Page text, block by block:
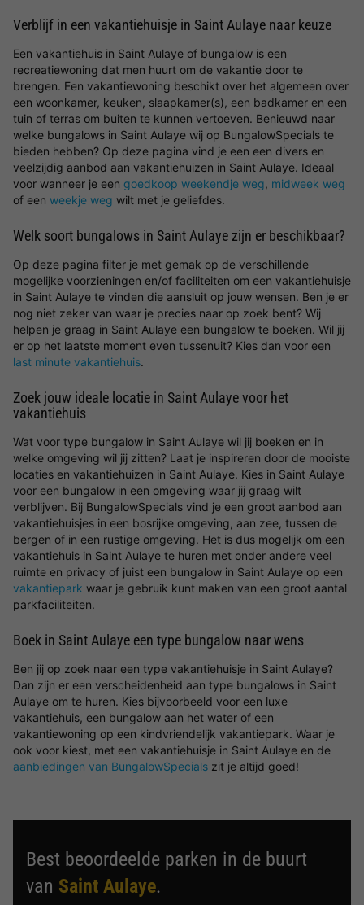
Verblijf in een vakantiehuisje in Saint Aulaye naar keuze
Een vakantiehuis in Saint Aulaye of bungalow is een
recreatiewoning dat men huurt om de vakantie door te
brengen. Een vakantiewoning beschikt over het algemeen over
een woonkamer, keuken, slaapkamer(s), een badkamer en een
tuin of terras om buiten te kunnen vertoeven. Benieuwd naar
welke bungalows in Saint Aulaye wij op BungalowSpecials te
bieden hebben? Op deze pagina vind je een een divers en
veelzijdig aanbod aan vakantiehuizen in Saint Aulaye. Ideaal
voor wanneer je een goedkoop weekendje weg, midweek weg
of een weekje weg wilt met je geliefdes.
Welk soort bungalows in Saint Aulaye zijn er beschikbaar?
Op deze pagina filter je met gemak op de verschillende
mogelijke voorzieningen en/of faciliteiten om een vakantiehuisje
in Saint Aulaye te vinden die aansluit op jouw wensen. Ben je er
nog niet zeker van waar je precies naar op zoek bent? Wij
helpen je graag in Saint Aulaye een bungalow te boeken. Wil jij
er op het laatste moment even tussenuit? Kies dan voor een
last minute vakantiehuis.
Zoek jouw ideale locatie in Saint Aulaye voor het
vakantiehuis
Wat voor type bungalow in Saint Aulaye wil jij boeken en in
welke omgeving wil jij zitten? Laat je inspireren door de mooiste
locaties en vakantiehuizen in Saint Aulaye. Kies in Saint Aulaye
voor een bungalow in een omgeving waar jij graag wilt
verblijven. Bij BungalowSpecials vind je een groot aanbod aan
vakantiehuisjes in een bosrijke omgeving, aan zee, tussen de
bergen of in een rustige omgeving. Het is dus mogelijk om een
vakantiehuis in Saint Aulaye te huren met onder andere veel
ruimte en privacy of juist een bungalow in Saint Aulaye op een
vakantiepark waar je gebruik kunt maken van een groot aantal
parkfaciliteiten.
Boek in Saint Aulaye een type bungalow naar wens
Ben jij op zoek naar een type vakantiehuisje in Saint Aulaye?
Dan zijn er een verscheidenheid aan type bungalows in Saint
Aulaye om te huren. Kies bijvoorbeeld voor een luxe
vakantiehuis, een bungalow aan het water of een
vakantiewoning op een kindvriendelijk vakantiepark. Waar je
ook voor kiest, met een vakantiehuisje in Saint Aulaye en de
aanbiedingen van BungalowSpecials zit je altijd goed!
Best beoordeelde parken in de buurt
van Saint Aulaye.